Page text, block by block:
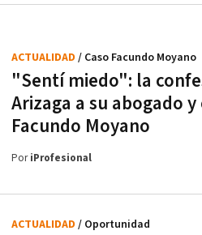
"Sentí miedo": la
Arizaga a su abogado
Facundo Moyano
ACTUALIDAD / Caso Facundo Moyano
PoriProfesional
ACTUALIDAD / Oportunidad